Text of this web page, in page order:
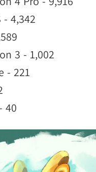
- 4,342
3 - 1,002
- 221
40